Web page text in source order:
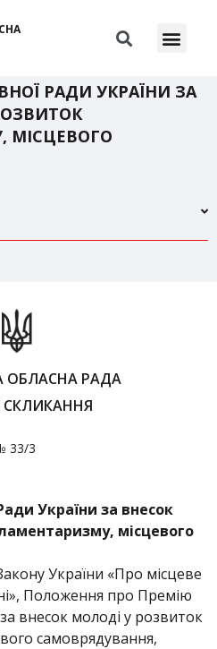
РАДИ УКРАЇНИ ЗА
МІСЦЕВОГО
ОБЛАСНА РАДА
СКЛИКАННЯ
33/3
України за внесок
місцевого
України «Про місцеве
Положення про Премію
внесок молоді у розвиток
самоврядування,